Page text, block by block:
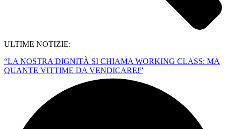
ULTIME NOTIZIE:
“LA NOSTRA DIGNITÀ SI CHIAMA WORKING CLASS: MA
QUANTE VITTIME DA VENDICARE!”